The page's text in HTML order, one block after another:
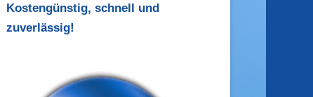
Kostengünstig, schnell und
zuverlässig!